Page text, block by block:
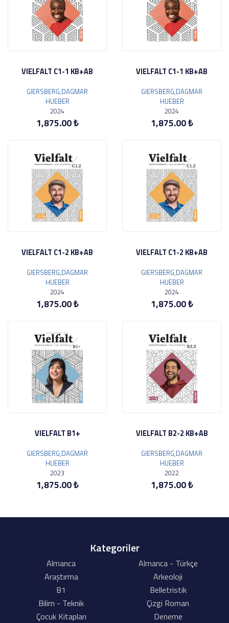
VIELFALT C1-1 KB+AB
GIERSBERG,DAGMAR
HUEBER
2024
1,875.00 ₺
VIELFALT C1-1 KB+AB
GIERSBERG,DAGMAR
HUEBER
2024
1,875.00 ₺
VIELFALT C1-2 KB+AB
GIERSBERG,DAGMAR
HUEBER
2024
1,875.00 ₺
VIELFALT C1-2 KB+AB
GIERSBERG,DAGMAR
HUEBER
2024
1,875.00 ₺
VIELFALT B1+
GIERSBERG,DAGMAR
HUEBER
2023
1,875.00 ₺
VIELFALT B2-2 KB+AB
GIERSBERG,DAGMAR
HUEBER
2022
1,875.00 ₺
Kategoriler
Almanca
Almanca - Türkçe
Araştırma
Arkeoloji
B1
Belletristik
Bilim - Teknik
Çizgi Roman
Çocuk Kitapları
Deneme